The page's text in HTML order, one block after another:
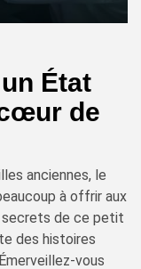
État
de
anciennes, le
à offrir aux
secrets de ce petit
des histoires
vous